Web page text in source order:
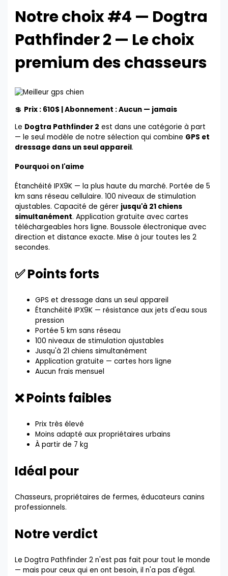
Notre choix #4 — Dogtra
Pathfinder 2 — Le choix
premium des chasseurs
💲 Prix : 610$ | Abonnement : Aucun — jamais
Le Dogtra Pathfinder 2 est dans une catégorie à part
— le seul modèle de notre sélection qui combine GPS et
dressage dans un seul appareil.
Pourquoi on l'aime
Étanchéité IPX9K — la plus haute du marché. Portée de 5
km sans réseau cellulaire. 100 niveaux de stimulation
ajustables. Capacité de gérer jusqu'à 21 chiens
simultanément. Application gratuite avec cartes
téléchargeables hors ligne. Boussole électronique avec
direction et distance exacte. Mise à jour toutes les 2
secondes.
✅ Points forts
GPS et dressage dans un seul appareil
Étanchéité IPX9K — résistance aux jets d'eau sous
pression
Portée 5 km sans réseau
100 niveaux de stimulation ajustables
Jusqu'à 21 chiens simultanément
Application gratuite — cartes hors ligne
Aucun frais mensuel
❌ Points faibles
Prix très élevé
Moins adapté aux propriétaires urbains
À partir de 7 kg
Idéal pour
Chasseurs, propriétaires de fermes, éducateurs canins
professionnels.
Notre verdict
Le Dogtra Pathfinder 2 n'est pas fait pour tout le monde
— mais pour ceux qui en ont besoin, il n'a pas d'égal.